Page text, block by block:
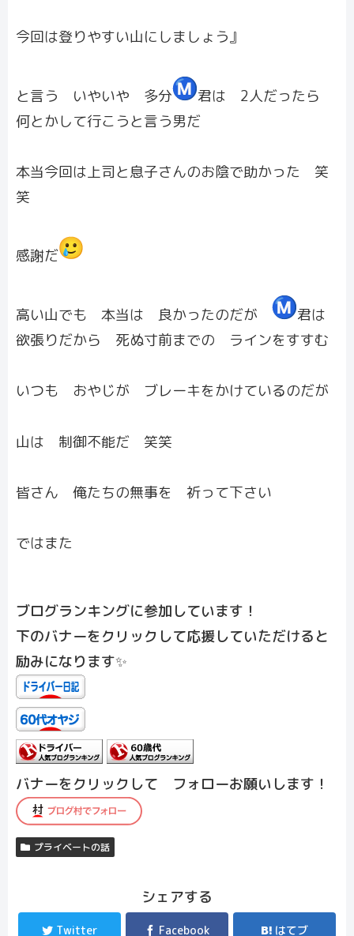
今回は登りやすい山にしましょう』
と言う いやいや 多分
君は 2人だったら
何とかして行こうと言う男だ
本当今回は上司と息子さんのお陰で助かった 笑
笑
感謝だ
高い山でも 本当は 良かったのだが
君は
欲張りだから 死ぬ寸前までの ラインをすすむ
いつも おやじが ブレーキをかけているのだが
山は 制御不能だ 笑笑
皆さん 俺たちの無事を 祈って下さい
ではまた
ブログランキングに参加しています！
下のバナーをクリックして応援していただけると
励みになります✨
バナーをクリックして フォローお願いします！
プライベートの話
シェアする
Twitter Facebook はてブ